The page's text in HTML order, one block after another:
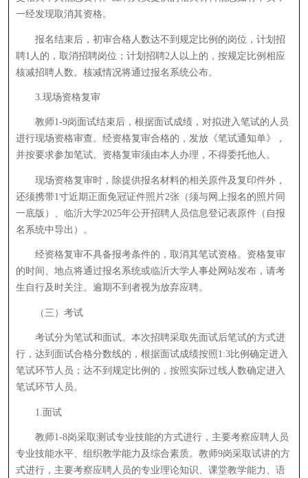
一经发现取消其资格。
报名结束后，初审合格人数达不到规定比例的岗位，计划招
聘1人的，取消招聘岗位；计划招聘2人以上的，按规定比例相应
核减招聘人数。核减情况将通过报名系统公布。
3.现场资格复审
教师1-9岗面试结束后，根据面试成绩，对拟进入笔试的人员
进行现场资格审查。经资格复审合格的，发放《笔试通知单》，
并按要求参加笔试。资格复审须由本人办理，不得委托他人。
现场资格复审时，除提供报名材料的相关原件及复印件外，
还须携带1寸近期正面免冠证件照片2张（须与网上报名的照片同
一底版）、临沂大学2025年公开招聘人员信息登记表原件（自报
名系统中导出）。
经资格复审不具备报考条件的，取消其笔试资格。资格复审
的时间、地点将通过报名系统或临沂大学人事处网站发布，请考
生自行及时关注。逾期不到者视为放弃应聘。
（三）考试
考试分为笔试和面试。本次招聘采取先面试后笔试的方式进
行，达到面试合格分数线的，根据面试成绩按照1:3比例确定进入
笔试环节人员；达不到规定比例的，按照实际过线人数确定进入
笔试环节人员。
1.面试
教师1-8岗采取测试专业技能的方式进行，主要考察应聘人员
专业技能水平、组织教学能力及综合素质。教师9岗采取试讲的方
式进行，主要考察应聘人员的专业理论知识、课堂教学能力、语